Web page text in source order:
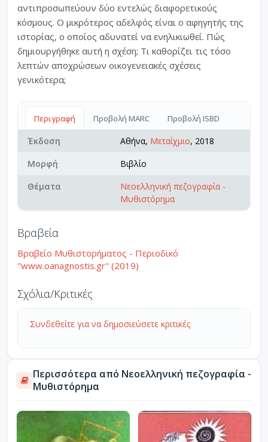
αντιπροσωπεύουν δύο εντελώς διαφορετικούς
κόσμους. Ο μικρότερος αδελφός είναι ο αφηγητής της
ιστορίας, ο οποίος αδυνατεί να ενηλικιωθεί. Πώς
δημιουργήθηκε αυτή η σχέση; Τι καθορίζει τις τόσο
λεπτών αποχρώσεων οικογενειακές σχέσεις
γενικότερα;
Περιγραφή Προβολή MARC Προβολή ISBD
Έκδοση Αθήνα, Μεταίχμιο, 2018
Μορφή
Βιβλίο
Θέματα
Νεοελληνική πεζογραφία -
Μυθιστόρημα
Βραβεία
Βραβείο Μυθιστορήματος - Περιοδικό
"www.oanagnostis.gr" (2019)
Σχόλια/Κριτικές
Συνδεθείτε για να δημοσιεύσετε κριτικές
Περισσότερα από Νεοελληνική πεζογραφία -
Μυθιστόρημα